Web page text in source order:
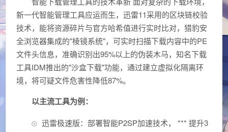
新一代智能管理工具应运而生，迅雷11采用的区块链校验
技术，能将资源碎片与官方哈希值进行实时比对，猎豹安
全浏览器集成的"棱镜系统"，可实时扫描下载内容中的PE
文件头信息，准确识别出95%以上的伪装木马，知名下载
工具IDM推出的"沙盒下载"功能，通过建立虚拟化隔离环
境，将可疑文件危害性降低87%。
以主流工具为例：
迅雷极速版：部署智能P2SP加速技术， *** 提升3